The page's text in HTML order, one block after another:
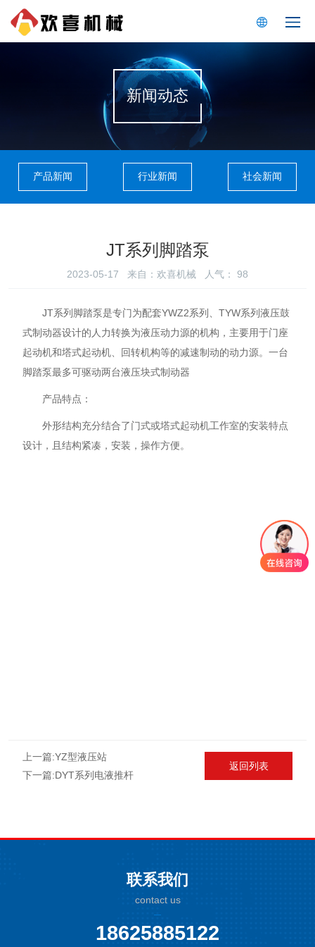
新闻动态
产品新闻 行业新闻 社会新闻
JT系列脚踏泵
2023-05-17 来自：欢喜机械 人气： 98
JT系列脚踏泵是专门为配套YWZ2系列、TYW系列液压鼓
式制动器设计的人力转换为液压动力源的机构，主要用于门座
起动机和塔式起动机、回转机构等的减速制动的动力源。一台
脚踏泵最多可驱动两台液压块式制动器
产品特点：
外形结构充分结合了门式或塔式起动机工作室的安装特点
设计，且结构紧凑，安装，操作方便。
返回列表
上一篇:YZ型液压站
下一篇:DYT系列电液推杆
联系我们
contact us
18625885122